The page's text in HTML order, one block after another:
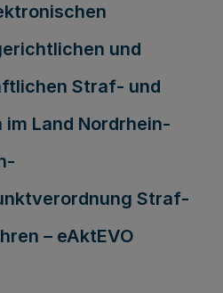
und
Straf- und
Land Nordrhein-
Straf-
– eAktEVO